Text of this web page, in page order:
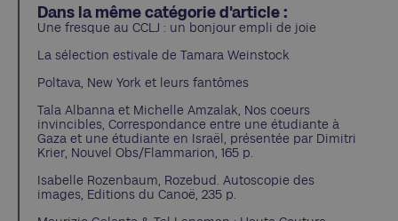
Dans la même catégorie d'article :
Une fresque au CCLJ : un bonjour empli de joie
La sélection estivale de Tamara Weinstock
Poltava, New York et leurs fantômes
Tala Albanna et Michelle Amzalak, Nos coeurs
invincibles, Correspondance entre une étudiante à
Gaza et une étudiante en Israël, présentée par Dimitri
Krier, Nouvel Obs/Flammarion, 165 p.
Isabelle Rozenbaum, Rozebud. Autoscopie des
images, Editions du Canoë, 235 p.